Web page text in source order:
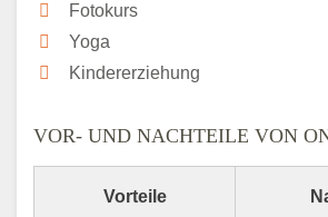
Fotokurs
Yoga
Kindererziehung
VOR- UND NACHTEILE VON
Vorteile